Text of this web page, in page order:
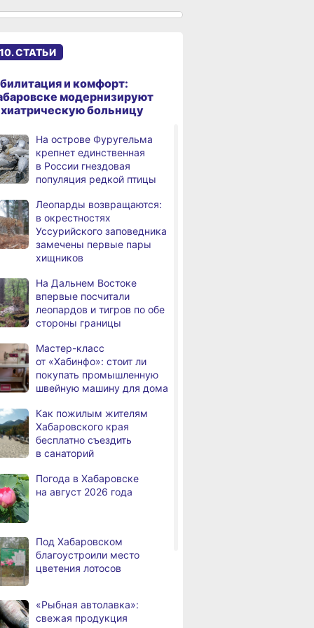
крае суд
тренеру
против
На территории
Хабаровского края
зафиксировано 6 ДТП
о незаконном хранении
В Хабаровском крае
потушили за сутки 9
возгораний
Горнодобывающая отрасль
Хабаровского края
демонстрирует уверенный
рост
Аэродром
в Николаевске‑на‑Амуре
прошёл проверку
Магнитные бури,
в Хабаровске 8 августа
Какой сегодня день:
Всемирный день кошек
В сёлах Хабаровского края
создают новые
пространства
площадки станут частью
обновлённого сквера
в Хабаровске
заканчивают ремонт дороги
Переяславка — Аргунское
переедут в новые квартиры
в 2026 году
лучших представителей
строительной отрасли
СТАТЬИ
и комфорт:
модернизируют
больницу
На острове Фуругельма
крепнет единственная
в России гнездовая
популяция редкой птицы
Леопарды возвращаются:
в окрестностях
Уссурийского заповедника
замечены первые пары
хищников
На Дальнем Востоке
впервые посчитали
леопардов и тигров по обе
стороны границы
Мастер-класс
от «Хабинфо»: стоит ли
покупать промышленную
швейную машину для дома
Как пожилым жителям
Хабаровского края
бесплатно съездить
в санаторий
Погода в Хабаровске
на август 2026 года
Под Хабаровском
благоустроили место
цветения лотосов
«Рыбная автолавка»:
свежая продукция